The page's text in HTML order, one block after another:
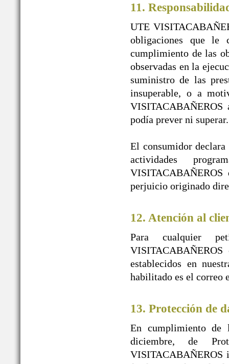
11.
UTE
obligaciones que le
cumplimiento de las
observadas en la
suministro de las
insuperable, o a
VISITACABAÑEROS
podía prever ni superar.
El consumidor
actividades
VISITACABAÑEROS
perjuicio originado
12. Atención al
Para cualquier
establecidos en
habilitado es el correo
13. Protección de
En cumplimiento de
diciembre, de
VISITACABAÑEROS